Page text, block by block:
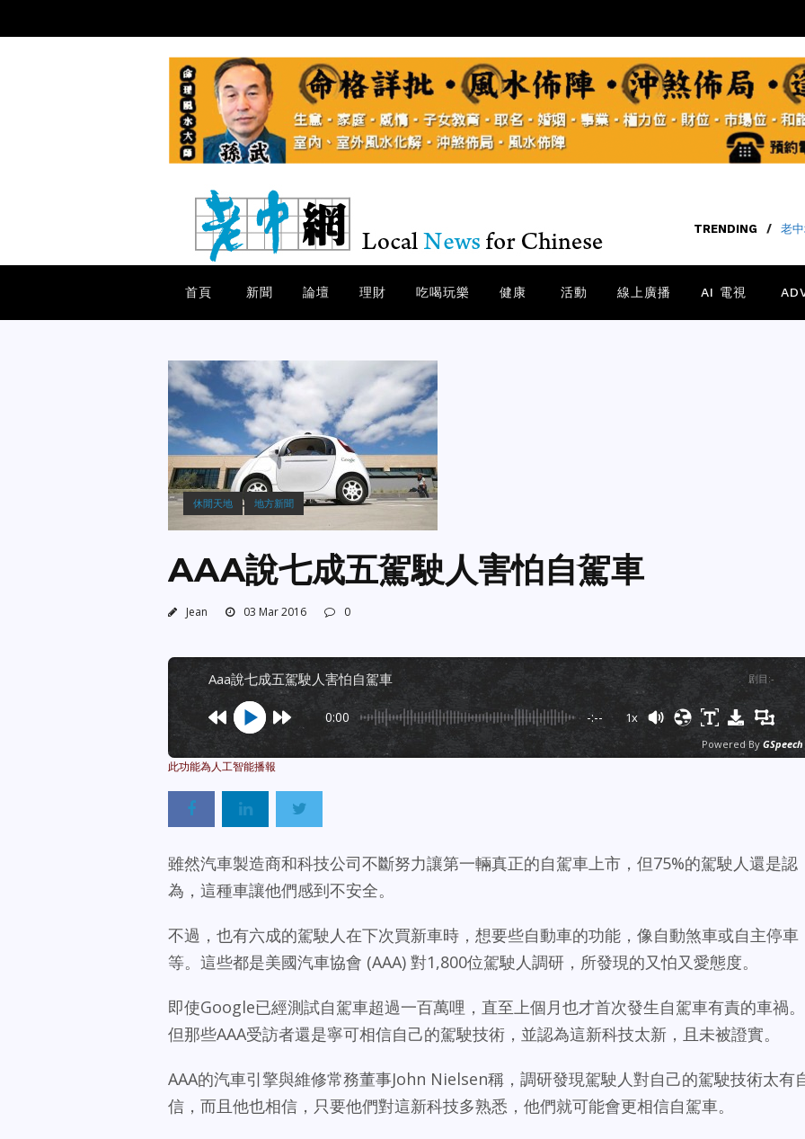
首頁 新聞 論壇 理財 吃喝玩樂 健康 活動 線上廣播 AI 電視
休閒天地 地方新聞
AAA說七成五駕駛人害怕自駕車
Jean 03 Mar 2016 0
aaa說七成五駕駛人害怕自駕車 剧目 :-
0:00 -:-- 1x
Powered By GSpeech
雖然汽車製造商和科技公司不斷努力讓第一輛真正的自駕車上市，但75%的駕駛人還是認
為，這種車讓他們感到不安全。
不過，也有六成的駕駛人在下次買新車時，想要些自動車的功能，像自動煞車或自主停車
等。這些都是美國汽車協會 (AAA) 對1,800位駕駛人調研，所發現的又怕又愛態度。
即使Google已經測試自駕車超過一百萬哩，直至上個月也才首次發生自駕車有責的車禍。
但那些AAA受訪者還是寧可相信自己的駕駛技術，並認為這新科技太新，且未被證實。
AAA的汽車引擎與維修常務董事John Nielsen稱，調研發現駕駛人對自己的駕駛技術太有
信，而且他也相信，只要他們對這新科技多熟悉，他們就可能會更相信自駕車。